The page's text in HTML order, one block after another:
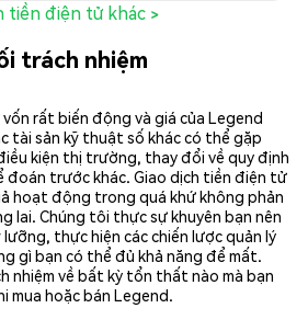
tiền điện tử khác >
trách nhiệm
rất biến động và giá của Legend
tài sản kỹ thuật số khác có thể gặp
kiện thị trường, thay đổi về quy định
đoán trước khác. Giao dịch tiền điện tử
hoạt động trong quá khứ không phản
lai. Chúng tôi thực sự khuyên bạn nên
thực hiện các chiến lược quản lý
gì bạn có thể đủ khả năng để mất.
nhiệm về bất kỳ tổn thất nào mà bạn
mua hoặc bán Legend.